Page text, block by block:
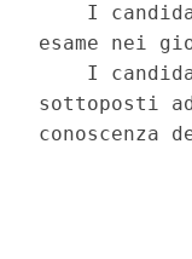
I
esame nei
I
sottoposti